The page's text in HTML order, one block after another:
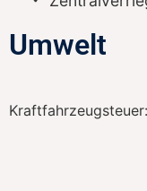
Umwelt
Kraftfahrzeugsteuer: